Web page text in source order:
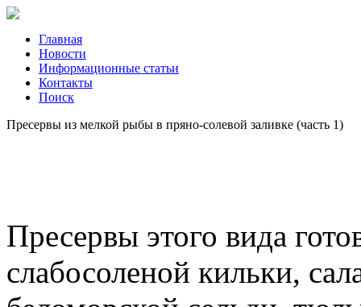
Главная
Новости
Информационные статьи
Контакты
Поиск
Пресервы из мелкой рыбы в пряно-солевой заливке (часть 1)
Пресервы этого вида
слабосоленой кильки,